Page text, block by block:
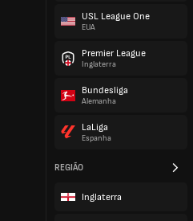
USL League One
EUA
Premier League
Inglaterra
Bundesliga
Alemanha
LaLiga
Espanha
REGIÃO
Inglaterra